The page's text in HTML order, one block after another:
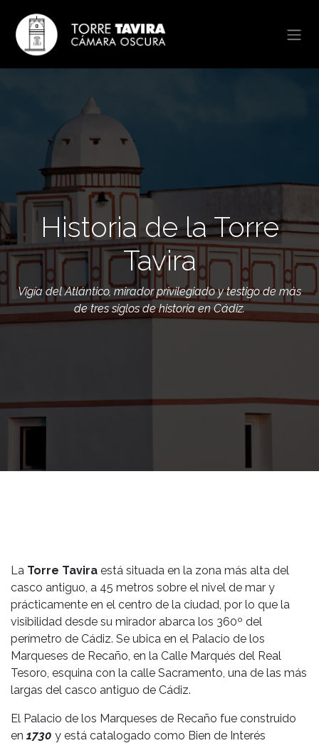
Historia de la Torre
Tavira
Vigía del Atlántico, mirador privilegiado y testigo de más
de tres siglos de historia en Cádiz.
La Torre Tavira está situada en la zona más alta del
casco antiguo, a 45 metros sobre el nivel de mar y
prácticamente en el centro de la ciudad, por lo que la
visibilidad desde su mirador abarca los 360º del
perímetro de Cádiz. Se ubica en el Palacio de los
Marqueses de Recaño, en la Calle Marqués del Real
Tesoro, esquina con la calle Sacramento, una de las más
largas del casco antiguo de Cádiz.
El Palacio de los Marqueses de Recaño fue construido
en 1730 y está catalogado como Bien de Interés